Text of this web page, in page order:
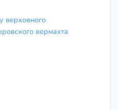
верховного
вермахта